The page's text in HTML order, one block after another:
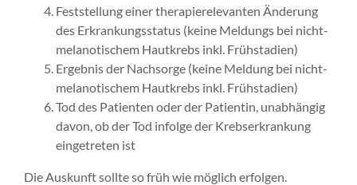
Feststellung einer therapierelevanten Änderung
des Erkrankungsstatus (keine Meldungs bei nicht-
melanotischem Hautkrebs inkl. Frühstadien)
Ergebnis der Nachsorge (keine Meldung bei nicht-
melanotischem Hautkrebs inkl. Frühstadien)
Tod des Patienten oder der Patientin, unabhängig
davon, ob der Tod infolge der Krebserkrankung
eingetreten ist
Die Auskunft sollte so früh wie möglich erfolgen.